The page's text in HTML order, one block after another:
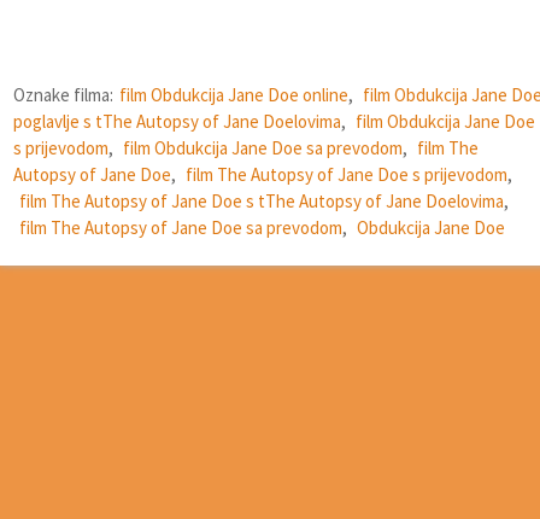
Oznake filma: film Obdukcija Jane Doe online, film Obdukcija Jane
poglavlje s tThe Autopsy of Jane Doelovima, film Obdukcija Jane Doe
s prijevodom, film Obdukcija Jane Doe sa prevodom, film The
Autopsy of Jane Doe, film The Autopsy of Jane Doe s prijevodom,
film The Autopsy of Jane Doe s tThe Autopsy of Jane Doelovima,
film The Autopsy of Jane Doe sa prevodom, Obdukcija Jane Doe